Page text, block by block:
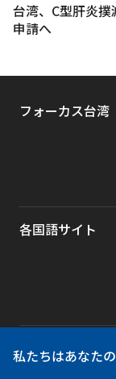
台湾、C型肝炎
申請へ
フォーカス台湾
各国語サイト
SNS公式
私たちはあなた